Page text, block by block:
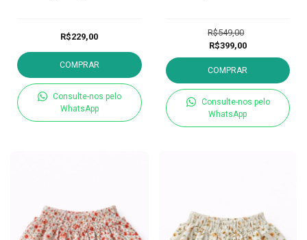
R$229,00
COMPRAR
Consulte-nos pelo
WhatsApp
R$549,00
R$399,00
COMPRAR
Consulte-nos pelo
WhatsApp